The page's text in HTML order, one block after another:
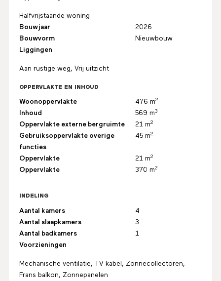
Halfvrijstaande woning
Bouwjaar
2026
Bouwvorm
Nieuwbouw
Liggingen
Aan rustige weg, Vrij uitzicht
OPPERVLAKTE EN INHOUD
Woonoppervlakte 476 m2
Inhoud 569 m3
Oppervlakte externe bergruimte 21 m2
Gebruiksoppervlakte overige
functies
45 m2
Oppervlakte 21 m2
Oppervlakte 370 m2
INDELING
Aantal kamers
4
Aantal slaapkamers
3
Aantal badkamers
1
Voorzieningen
Mechanische ventilatie, TV kabel, Zonnecollectoren,
Frans balkon, Zonnepanelen